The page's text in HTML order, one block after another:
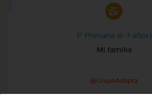
1º Primaria (6-7 años)
Mi familia
@GrupoAdapta